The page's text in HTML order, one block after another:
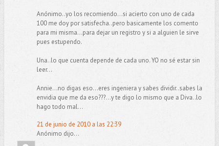
Anónimo..yo los recomiendo...si acierto con uno de cada
100 me doy por satisfecha..pero basicamente los comento
para mi misma...para dejar un registro y si a alguien le sirve
pues estupendo.
Una..lo que cuenta depende de cada uno. YO no sé estar sin
leer...
Annie...no digas eso...eres ingeniera y sabes dividir..sabes la
envidia que me da eso???...y te digo lo mismo que a Diva..lo
hago todo mal...
21 de junio de 2010 a las 22:39
Anónimo dijo...